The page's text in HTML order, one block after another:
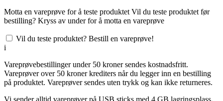
Motta en vareprøve for å teste produktetVil du teste produktet før
bestilling? Kryss av under for å motta en vareprøve
Vil du teste produktet? Bestill en vareprøve!
i
Vareprøvebestillinger under 50 kroner sendes kostnadsfritt.
Vareprøver over 50 kroner krediters når du legger inn en bestilling
på produktet. Vareprøver sendes uten trykk og kan ikke returneres.